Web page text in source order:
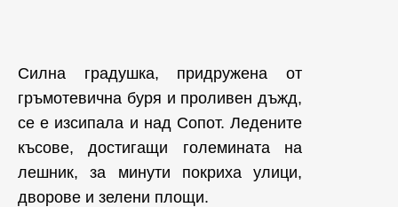
Силна градушка, придружена от
гръмотевична буря и проливен дъжд,
се е изсипала и над Сопот. Ледените
късове, достигащи големината на
лешник, за минути покриха улици,
дворове и зелени площи.